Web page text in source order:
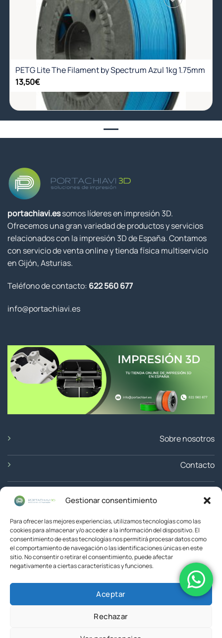
Gestionar consentimiento
Para ofrecer las mejores experiencias, utilizamos tecnologías como las
cookies para almacenar y/o acceder a la información del dispositivo. El
consentimiento de estas tecnologías nos permitirá procesar datos como
el comportamiento de navegación o las identificaciones únicas en este
sitio. No consentir o retirar el consentimiento, puede afectar
negativamente a ciertas características y funciones.
Aceptar
Rechazar
Añadir
a la
lista de
deseos
PETG Lite The Filament by Spectrum Azul 1kg 1.75mm
13,50€
portachiavi.essomos líderes en impresión 3D.
Ofrecemos una gran variedad de productos y servicios
relacionados con la impresión 3D de España. Contamos
con servicio de venta online y tienda física multiservicio
en Gijón, Asturias.
Teléfono de contacto: 622 560 677
info@portachiavi.es
Sobre nosotros
Contacto
Devoluciones
© 2026 Portachiavi3D